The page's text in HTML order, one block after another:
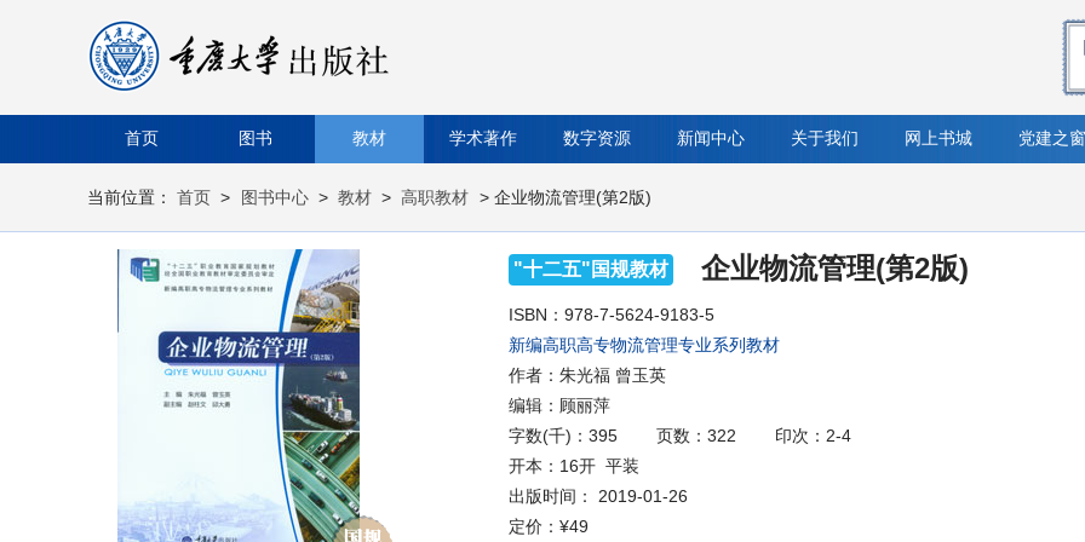
首页 图书 教材 学术著作 数字资源 新闻中心 关于我们 网上书城 党建之窗
当前位置： 首页 > 图书中心 > 教材 > 高职教材 > 企业物流管理(第2版)
"十二五"国规教材 企业物流管理(第2版)
ISBN：978-7-5624-9183-5
新编高职高专物流管理专业系列教材
作者：朱光福 曾玉英
编辑：顾丽萍
字数(千)：395
页数：322
印次：2-4
开本：16开 平装
出版时间： 2019-01-26
定价： ¥49